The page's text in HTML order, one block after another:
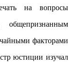
на вопросы
общепризнанным
факторами
юстиции изучал